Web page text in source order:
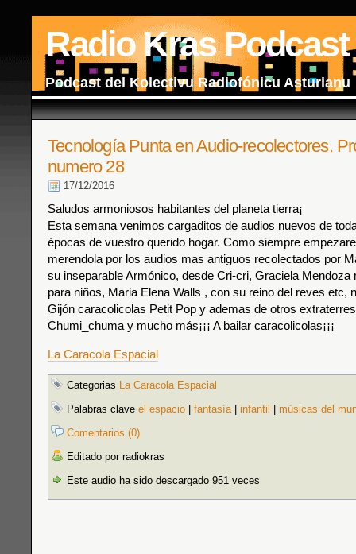
Radio Kras Podcast
Podcast del Kolectivu Radiofónicu Asturianu
Tecnología Punta en Audio-recolectores.
numero 28
17/12/2016
Saludos armoniosos habitantes del planeta tierra¡
Esta semana venimos cargaditos de audios nuevos de
épocas de vuestro querido hogar. Como siempre
merendola por los audios mas antiguos recolectados por
su inseparable Armónico, desde Cri-cri, Graciela Mendoza
para niños, Maria Elena Walls , con su reino del reves etc,
Gijón caracolicolas Petit Pop y ademas de otros
Chumi_chuma y mucho más¡¡¡ A bailar caracolicolas¡¡¡
La Caracola Espacial
Categorias La Caracola Espacial
Palabras clave el espacio fantasía| infantil
músicas del
Comentarios (0)
Editado por radiokras
Este audio ha sido descargado 951 veces